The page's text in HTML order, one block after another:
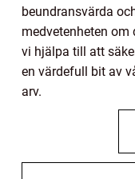
beundransvärda
medvetenheten
vi hjälpa till att
en värdefull bit av
arv.